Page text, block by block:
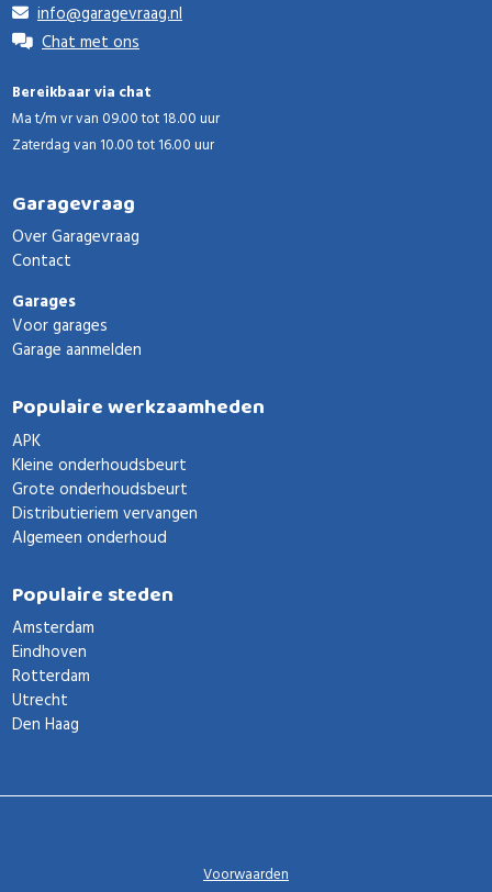
info@garagevraag.nl
Chat met ons
Bereikbaar via chat
Ma t/m vr van 09.00 tot 18.00 uur
Zaterdag van 10.00 tot 16.00 uur
Garagevraag
Over Garagevraag
Contact
Garages
Voor garages
Garage aanmelden
Populaire werkzaamheden
APK
Kleine onderhoudsbeurt
Grote onderhoudsbeurt
Distributieriem vervangen
Algemeen onderhoud
Populaire steden
Amsterdam
Eindhoven
Rotterdam
Utrecht
Den Haag
Voorwaarden